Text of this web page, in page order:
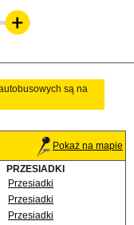
są na
Pokaż na mapie
PRZESIADKI
Przesiadki
Przesiadki
Przesiadki